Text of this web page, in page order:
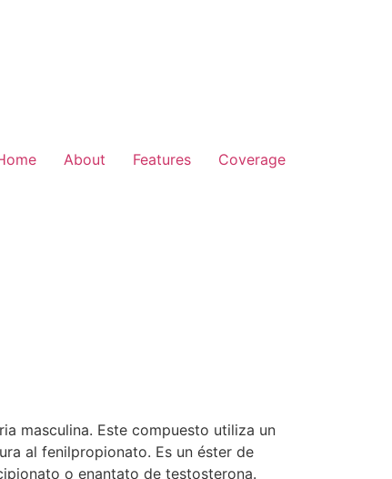
About Features Coverage
de los medicamentos de la testosterona a producir efectos secundarios androgénicos. Es importante recordar que tanto los efectos anabólicos como los androgénicos están mediados a través del receptor de andrógeno citosólico. La separación completa de las propiedades androgénicas y anabólicas de la testosterona no es posible, incluso con una inhibición total de la 5-alfa reductasa. Efectos Secundarios (Hepatotoxicidad): La testosterona no tiene efectos hepatotóxicos; la toxicidad hepática es poco probable. Un estudio examinó el potencial de hepatotoxicidad con altas dosis de testosterona mediante la administración de 400 mg de la hormona por día (2,800 mg por semana) a un grupo de sujetos masculinos. El esteroide se administró por vía oral para alcanzar concentraciones máximas más altas en los tejidos hepáticos en comparación con las inyecciones intramusculares. La hormona fue suministrada diariamente por 20 días, y no produjo cambios significativos en los valores de las enzimas hepáticas, las que incluyen albúmina sérica, bilirrubina, alaninaaminotransferasa y fosfatasas alcalinas1. Efectos Secundarios (Cardiovasculares): Los esteroides anabólicos / androgénicos pueden tener efectos nocivos sobre el colesterol sérico. Esto incluye una tendencia a reducir los valores de colesterol HDL (bueno) y aumentar los valores de colesterol LDL (malo), que pueden cambiar el equilibrio de HDL a LDL en una dirección que favorece un mayor riesgo de arteriosclerosis. El impacto relativo de un esteroide anabólico / androgénico en los lípidos séricos depende de la dosis, de la vía de administración (oral versus inyectable), del tipo de esteroide (aromatizable o no aromatizable) y del nivel de resistencia al metabolismo hepático. Los esteroides anabólicos / androgénicos también pueden afectar adversamente la presión arterial y los triglicéridos, reducir la relajación endotelial y apoyar la hipertrofia ventricular izquierda, lo que aumenta potencialmente el riesgo de enfermedad cardiovascular e infarto de miocardio. La testosterona tiende a tener un efecto negativo mucho menos dramático sobre los factores de riesgo cardiovascular que los esteroides sintéticos. Esto se debe a su apertura al metabolismo por parte del hígado, lo que le permite ser menos efectivo en el manejo hepático del colesterol. La aromatización de la testosterona a estradiol también ayuda a mitigar los efectos negativos de los andrógenos en los lípidos séricos. En un estudio, 280 mg por semana de éster de testosterona (enantato) tuvieron un efecto leve pero no estadísticamente significativo sobre el colesterol HDL después de 12 semanas, pero cuan